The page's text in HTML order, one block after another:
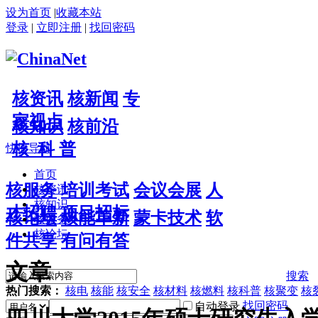
设为首页 |收藏本站
登录 | 立即注册 | 找回密码
核资讯 核新闻 专
家视点
核知识 核前沿
核 科 普
核服务 培训考试 会议会展 人
才招聘 项目招标
核论坛 核能革新 蒙卡技术 软
件共享 有问有答
搜索
热门搜索： 核电 核能 核安全 核材料 核燃料 核科普 核聚变 核
自动登录 找回密码
快捷导航
首页
核资讯
核知识
核服务
核论坛
文章